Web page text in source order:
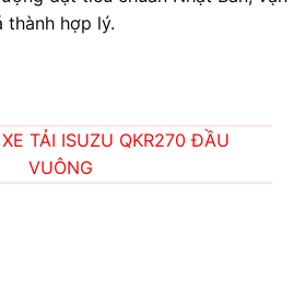
thành hợp lý.
TẢI ISUZU QKR270 ĐẦU
VUÔNG